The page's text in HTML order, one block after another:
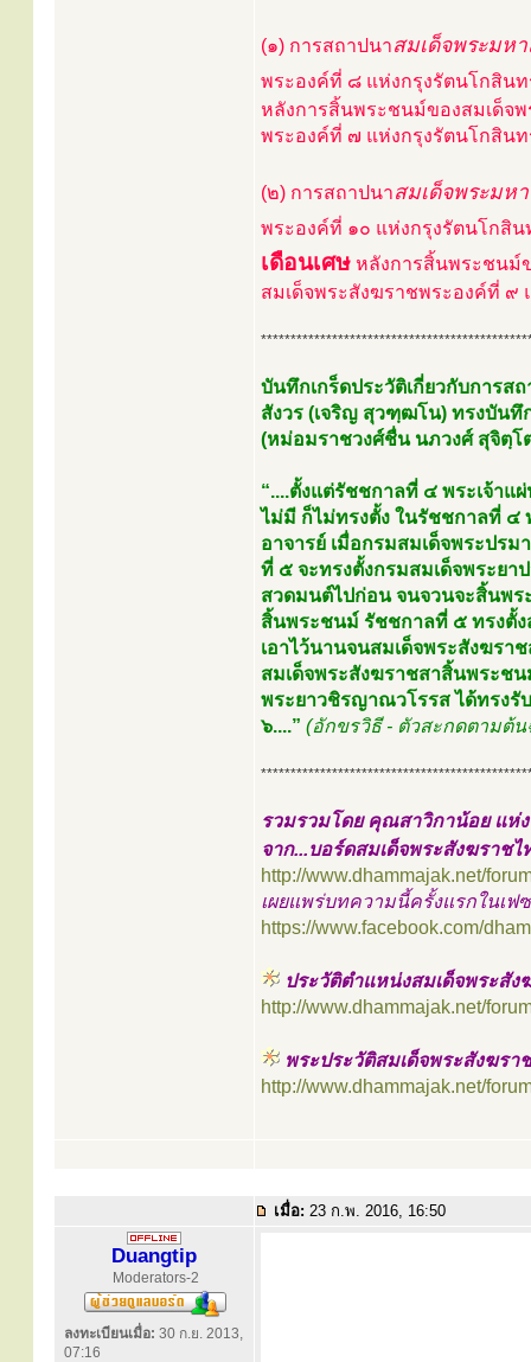
(๑) การสถาปนาสมเด็จพระมห
พระองค์ที่ ๘ แห่งกรุงรัตนโกสิน
หลังการสิ้นพระชนม์ของสมเด็จ
พระองค์ที่ ๗ แห่งกรุงรัตนโกสิน
(๒) การสถาปนาสมเด็จพระมห
พระองค์ที่ ๑๐ แห่งกรุงรัตนโกสิ
เดือนเศษ หลังการสิ้นพระชนม์
สมเด็จพระสังฆราชพระองค์ที่
บันทึกเกร็ดประวัติเกี่ยวกับการส
สังวร (เจริญ สุวฑฺฒโน) ทรงบันทึ
(หม่อมราชวงศ์ชื่น นภวงศ์ สุจิตฺโ
“....ตั้งแต่รัชชกาลที่ ๔ พระเจ้าแ
ไม่มี ก็ไม่ทรงตั้ง ในรัชชกาลที่ ๔
อาจารย์ เมื่อกรมสมเด็จพระปร
ที่ ๕ จะทรงตั้งกรมสมเด็จพระยา
สวดมนต์ไปก่อน จนจวนจะสิ้นพ
สิ้นพระชนม์ รัชชกาลที่ ๕ ทรงตั้ง
เอาไว้นานจนสมเด็จพระสังฆรา
สมเด็จพระสังฆราชสาสิ้นพระช
พระยาวชิรญาณวโรรส ได้ทรง
๖....” (อักขรวิธี - ตัวสะกดตามต้
รวมรวมโดย คุณสาวิกาน้อย แห่
จาก...บอร์ดสมเด็จพระสังฆราชไ
http://www.dhammajak.net/
เผยแพร่บทความนี้ครั้งแรกในเฟ
https://www.facebook.com/
ประวัติตำแหน่งสมเด็จพระสัง
http://www.dhammajak.net/
พระประวัติสมเด็จพระสังฆรา
http://www.dhammajak.net/
เมื่อ: 23 ก.พ. 2016, 16:50
Duangtip
Moderators-2
ลงทะเบียนเมื่อ: 30 ก.ย. 2013,
07:16